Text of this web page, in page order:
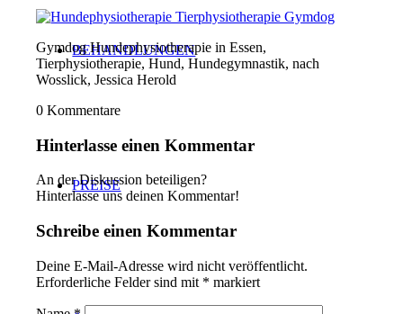
BEHANDLUNGEN
PREISE
Gymdog Hundephysiotherapie in Essen,
Tierphysiotherapie, Hund, Hundegymnastik, nach
Wosslick, Jessica Herold
0 Kommentare
Hinterlasse einen Kommentar
An der Diskussion beteiligen?
Hinterlasse uns deinen Kommentar!
Schreibe einen Kommentar
Deine E-Mail-Adresse wird nicht veröffentlicht.
Erforderliche Felder sind mit * markiert